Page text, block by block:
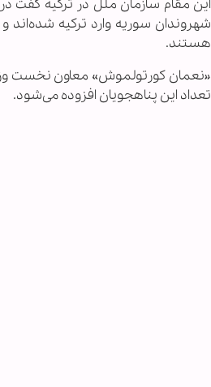
این مقام سازمان ملل در ترکیه گفت
شهروندان سوریه وارد ترکیه
هستند.
«نعمان کورتولموش» معاون نخست وزیر
تعداد این پناهجویان افزوده می‌شود.